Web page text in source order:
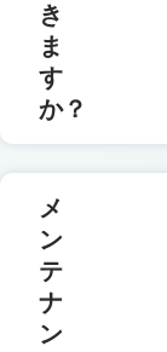
き
ま
す
か？
メ
ン
テ
ナ
ン